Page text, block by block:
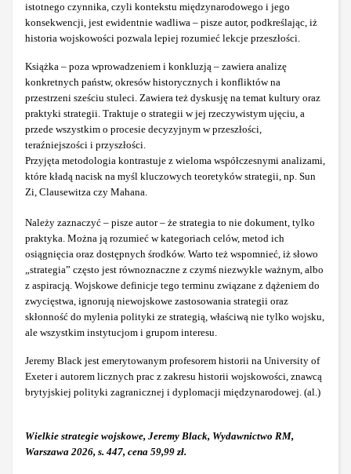
istotnego czynnika, czyli kontekstu międzynarodowego i jego
konsekwencji, jest ewidentnie wadliwa – pisze autor, podkreślając, iż
historia wojskowości pozwala lepiej rozumieć lekcje przeszłości.
Książka – poza wprowadzeniem i konkluzją – zawiera analizę
konkretnych państw, okresów historycznych i konfliktów na
przestrzeni sześciu stuleci. Zawiera też dyskusję na temat kultury oraz
praktyki strategii. Traktuje o strategii w jej rzeczywistym ujęciu, a
przede wszystkim o procesie decyzyjnym w przeszłości,
teraźniejszości i przyszłości.
Przyjęta metodologia kontrastuje z wieloma współczesnymi analizami,
które kładą nacisk na myśl kluczowych teoretyków strategii, np. Sun
Zi, Clausewitza czy Mahana.
Należy zaznaczyć – pisze autor – że strategia to nie dokument, tylko
praktyka. Można ją rozumieć w kategoriach celów, metod ich
osiągnięcia oraz dostępnych środków. Warto też wspomnieć, iż słowo
„strategia” często jest równoznaczne z czymś niezwykle ważnym, albo
z aspiracją. Wojskowe definicje tego terminu związane z dążeniem do
zwycięstwa, ignorują niewojskowe zastosowania strategii oraz
skłonność do mylenia polityki ze strategią, właściwą nie tylko wojsku,
ale wszystkim instytucjom i grupom interesu.
Jeremy Black jest emerytowanym profesorem historii na University of
Exeter i autorem licznych prac z zakresu historii wojskowości, znawcą
brytyjskiej polityki zagranicznej i dyplomacji międzynarodowej. (al.)
Wielkie strategie wojskowe, Jeremy Black, Wydawnictwo RM,
Warszawa 2026, s. 447, cena 59,99 zł.